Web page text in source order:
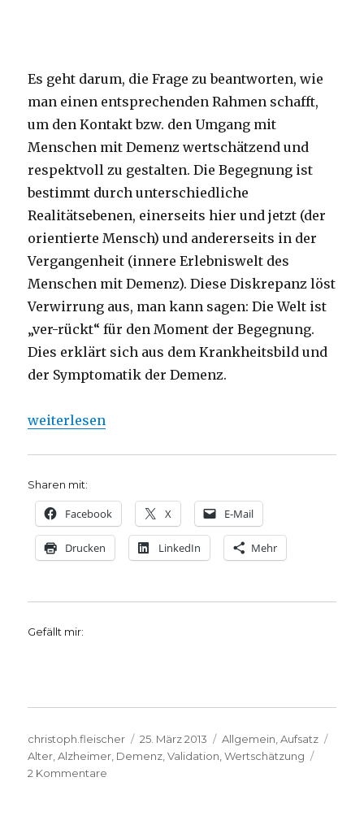
Es geht darum, die Frage zu beantworten, wie
man einen entsprechenden Rahmen schafft,
um den Kontakt bzw. den Umgang mit
Menschen mit Demenz wertschätzend und
respektvoll zu gestalten. Die Begegnung ist
bestimmt durch unterschiedliche
Realitätsebenen, einerseits hier und jetzt (der
orientierte Mensch) und andererseits in der
Vergangenheit (innere Erlebniswelt des
Menschen mit Demenz). Diese Diskrepanz löst
Verwirrung aus, man kann sagen: Die Welt ist
„ver-rückt“ für den Moment der Begegnung.
Dies erklärt sich aus dem Krankheitsbild und
der Symptomatik der Demenz.
„Demenz und Validation, Stichworte aus einem
weiterlesen
Sharen mit:
Facebook X E-Mail
Drucken LinkedIn Mehr
Gefällt mir:
Autor
christoph.fleischer
Veröffentlicht
am
25. März 2013 Kategorien
Allgemein ,Aufsatz
Alter ,Alzheimer Demenz ,Validation ,Wertschätzung
2 Kommentare